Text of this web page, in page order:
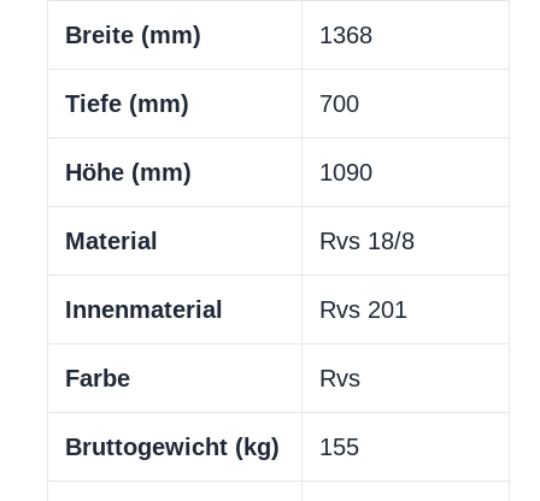
Breite (mm) 1368
Tiefe (mm) 700
Höhe (mm) 1090
Material Rvs 18/8
Innenmaterial Rvs 201
Farbe Rvs
Bruttogewicht (kg) 155